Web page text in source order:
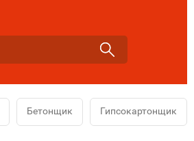
Бетонщик Гипсокартонщик